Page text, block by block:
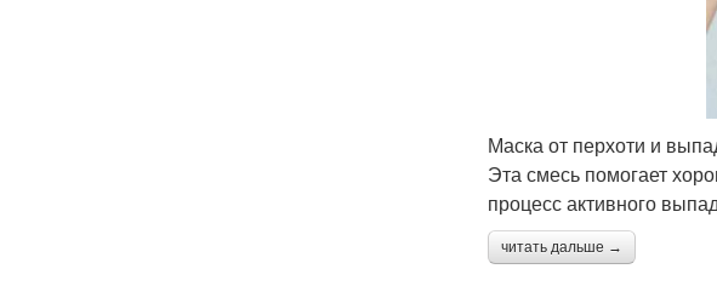
Маска от перхоти и
Эта смесь помогает
процесс активного
читать дальше →